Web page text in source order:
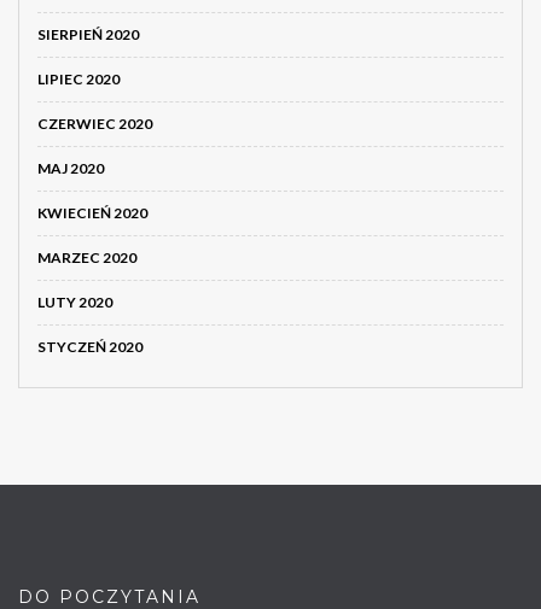
SIERPIEŃ 2020
LIPIEC 2020
CZERWIEC 2020
MAJ 2020
KWIECIEŃ 2020
MARZEC 2020
LUTY 2020
STYCZEŃ 2020
DO POCZYTANIA